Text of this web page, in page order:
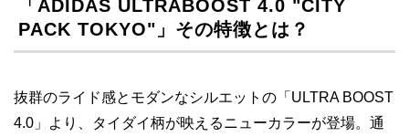
「ADIDAS ULTRABOOST 4.0 "CITY
PACK TOKYO"」その特徴とは？
抜群のライド感とモダンなシルエットの「ULTRA BOOST
4.0」より、タイダイ柄が映えるニューカラーが登場。通